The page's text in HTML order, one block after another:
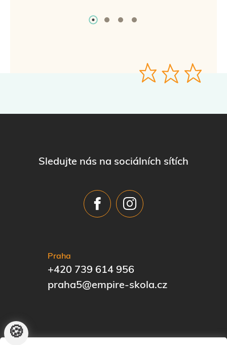
Sledujte nás na sociálních sítích
Praha
+420 739 614 956
praha5@empire-skola.cz
🍪